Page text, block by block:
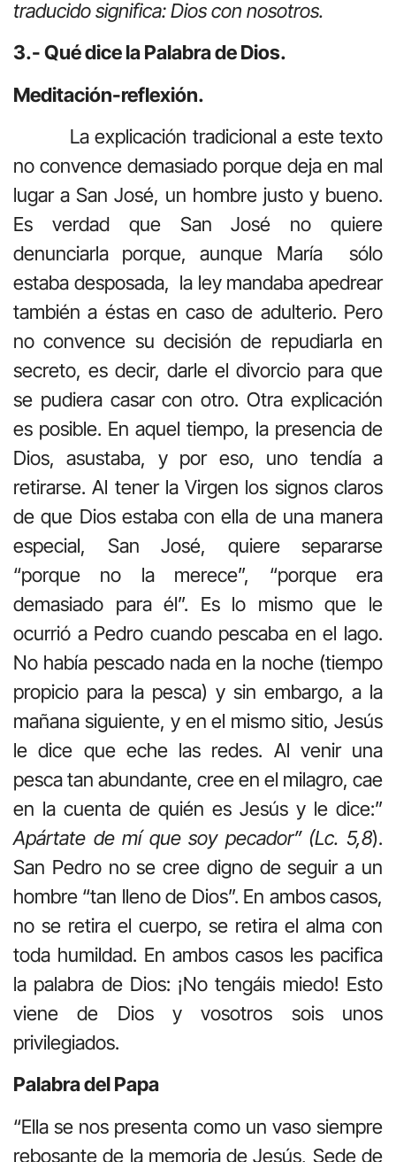
traducido significa: Dios con nosotros.
3.- Qué dice la Palabra de Dios.
Meditación-reflexión.
La explicación tradicional a este texto
no convence demasiado porque deja en mal
lugar a San José, un hombre justo y bueno.
Es verdad que San José no quiere
denunciarla porque, aunque María sólo
estaba desposada, la ley mandaba apedrear
también a éstas en caso de adulterio. Pero
no convence su decisión de repudiarla en
secreto, es decir, darle el divorcio para que
se pudiera casar con otro. Otra explicación
es posible. En aquel tiempo, la presencia de
Dios, asustaba, y por eso, uno tendía a
retirarse. Al tener la Virgen los signos claros
de que Dios estaba con ella de una manera
especial, San José, quiere separarse
“porque no la merece”, “porque era
demasiado para él”. Es lo mismo que le
ocurrió a Pedro cuando pescaba en el lago.
No había pescado nada en la noche (tiempo
propicio para la pesca) y sin embargo, a la
mañana siguiente, y en el mismo sitio, Jesús
le dice que eche las redes. Al venir una
pesca tan abundante, cree en el milagro, cae
en la cuenta de quién es Jesús y le dice:”
Apártate de mí que soy pecador” (Lc. 5,8).
San Pedro no se cree digno de seguir a un
hombre “tan lleno de Dios”. En ambos casos,
no se retira el cuerpo, se retira el alma con
toda humildad. En ambos casos les pacifica
la palabra de Dios: ¡No tengáis miedo! Esto
viene de Dios y vosotros sois unos
privilegiados.
Palabra del Papa
“Ella se nos presenta como un vaso siempre
rebosante de la memoria de Jesús, Sede de